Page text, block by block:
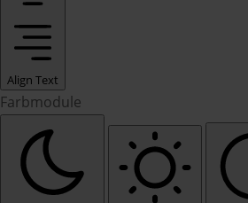
Align Text
Farbmodule